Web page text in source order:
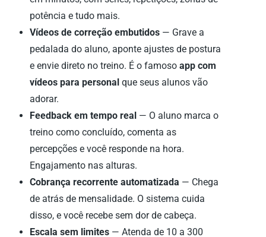
potência e tudo mais.
Vídeos de correção embutidos — Grave a
pedalada do aluno, aponte ajustes de postura
e envie direto no treino. É o famoso app com
vídeos para personal que seus alunos vão
adorar.
Feedback em tempo real — O aluno marca o
treino como concluído, comenta as
percepções e você responde na hora.
Engajamento nas alturas.
Cobrança recorrente automatizada — Chega
de atrás de mensalidade. O sistema cuida
disso, e você recebe sem dor de cabeça.
Escala sem limites — Atenda de 10 a 300